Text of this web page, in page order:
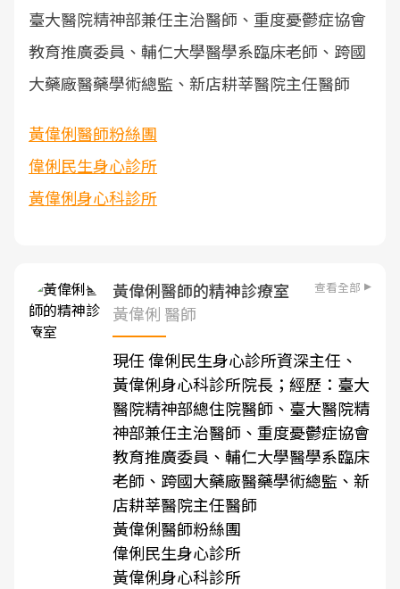
臺大醫院精神部兼任主治醫師、重度憂鬱症協會
教育推廣委員、輔仁大學醫學系臨床老師、跨國
大藥廠醫藥學術總監、新店耕莘醫院主任醫師
黃偉俐醫師粉絲團
偉俐民生身心診所
黃偉俐身心科診所
黃偉俐醫師的精神診療室 查看全部
黃偉俐 醫師
現任 偉俐民生身心診所資深主任、
黃偉俐身心科診所院長 ；經歷：臺大
醫院精神部總住院醫師、臺大醫院精
神部兼任主治醫師、重度憂鬱症協會
教育推廣委員、輔仁大學醫學系臨床
老師、跨國大藥廠醫藥學術總監、新
店耕莘醫院主任醫師
黃偉俐醫師粉絲團
偉俐民生身心診所
黃偉俐身心科診所